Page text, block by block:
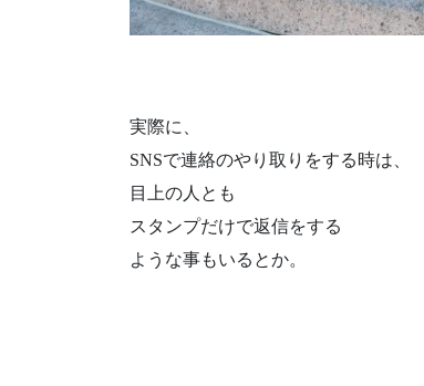
実際に、
SNSで連絡のやり取りをする時は、
目上の人とも
スタンプだけで返信をする
ような事もいるとか。